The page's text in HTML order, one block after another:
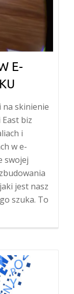
E-
na skinienie
East biz
i
w e-
swojej
jest nasz
szuka. To